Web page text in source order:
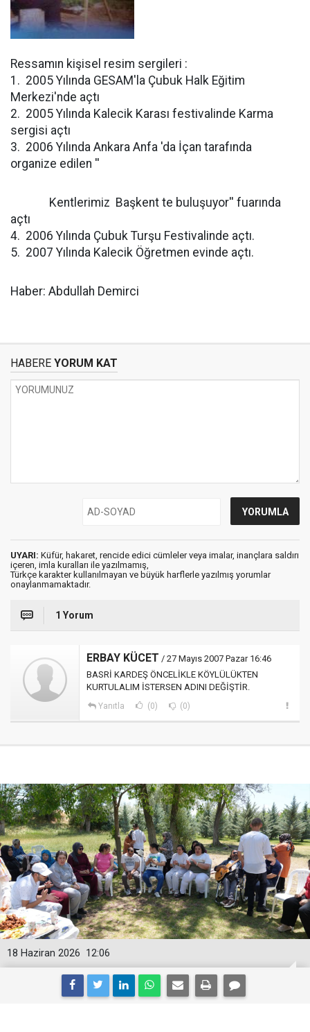
Ressamın kişisel resim sergileri :
1. 2005 Yılında GESAM'la Çubuk Halk Eğitim
Merkezi'nde açtı
2. 2005 Yılında Kalecik Karası festivalinde Karma
sergisi açtı
3. 2006 Yılında Ankara Anfa 'da İçan tarafında
organize edilen ''
Kentlerimiz Başkent te buluşuyor'' fuarında
açtı
4. 2006 Yılında Çubuk Turşu Festivalinde açtı.
5. 2007 Yılında Kalecik Öğretmen evinde açtı.
Haber: Abdullah Demirci
HABERE YORUM KAT
UYARI: Küfür, hakaret, rencide edici cümleler veya imalar, inançlara saldırı
içeren, imla kuralları ile yazılmamış,
Türkçe karakter kullanılmayan ve büyük harflerle yazılmış yorumlar
onaylanmamaktadır.
1 Yorum
ERBAY KÜCET / 27 Mayıs 2007 Pazar 16:46
BASRİ KARDEŞ ÖNCELİKLE KÖYLÜLÜKTEN
KURTULALIM İSTERSEN ADINI DEĞİŞTİR.
Yanıtla (0) (0)
12:06
18 Haziran 2026